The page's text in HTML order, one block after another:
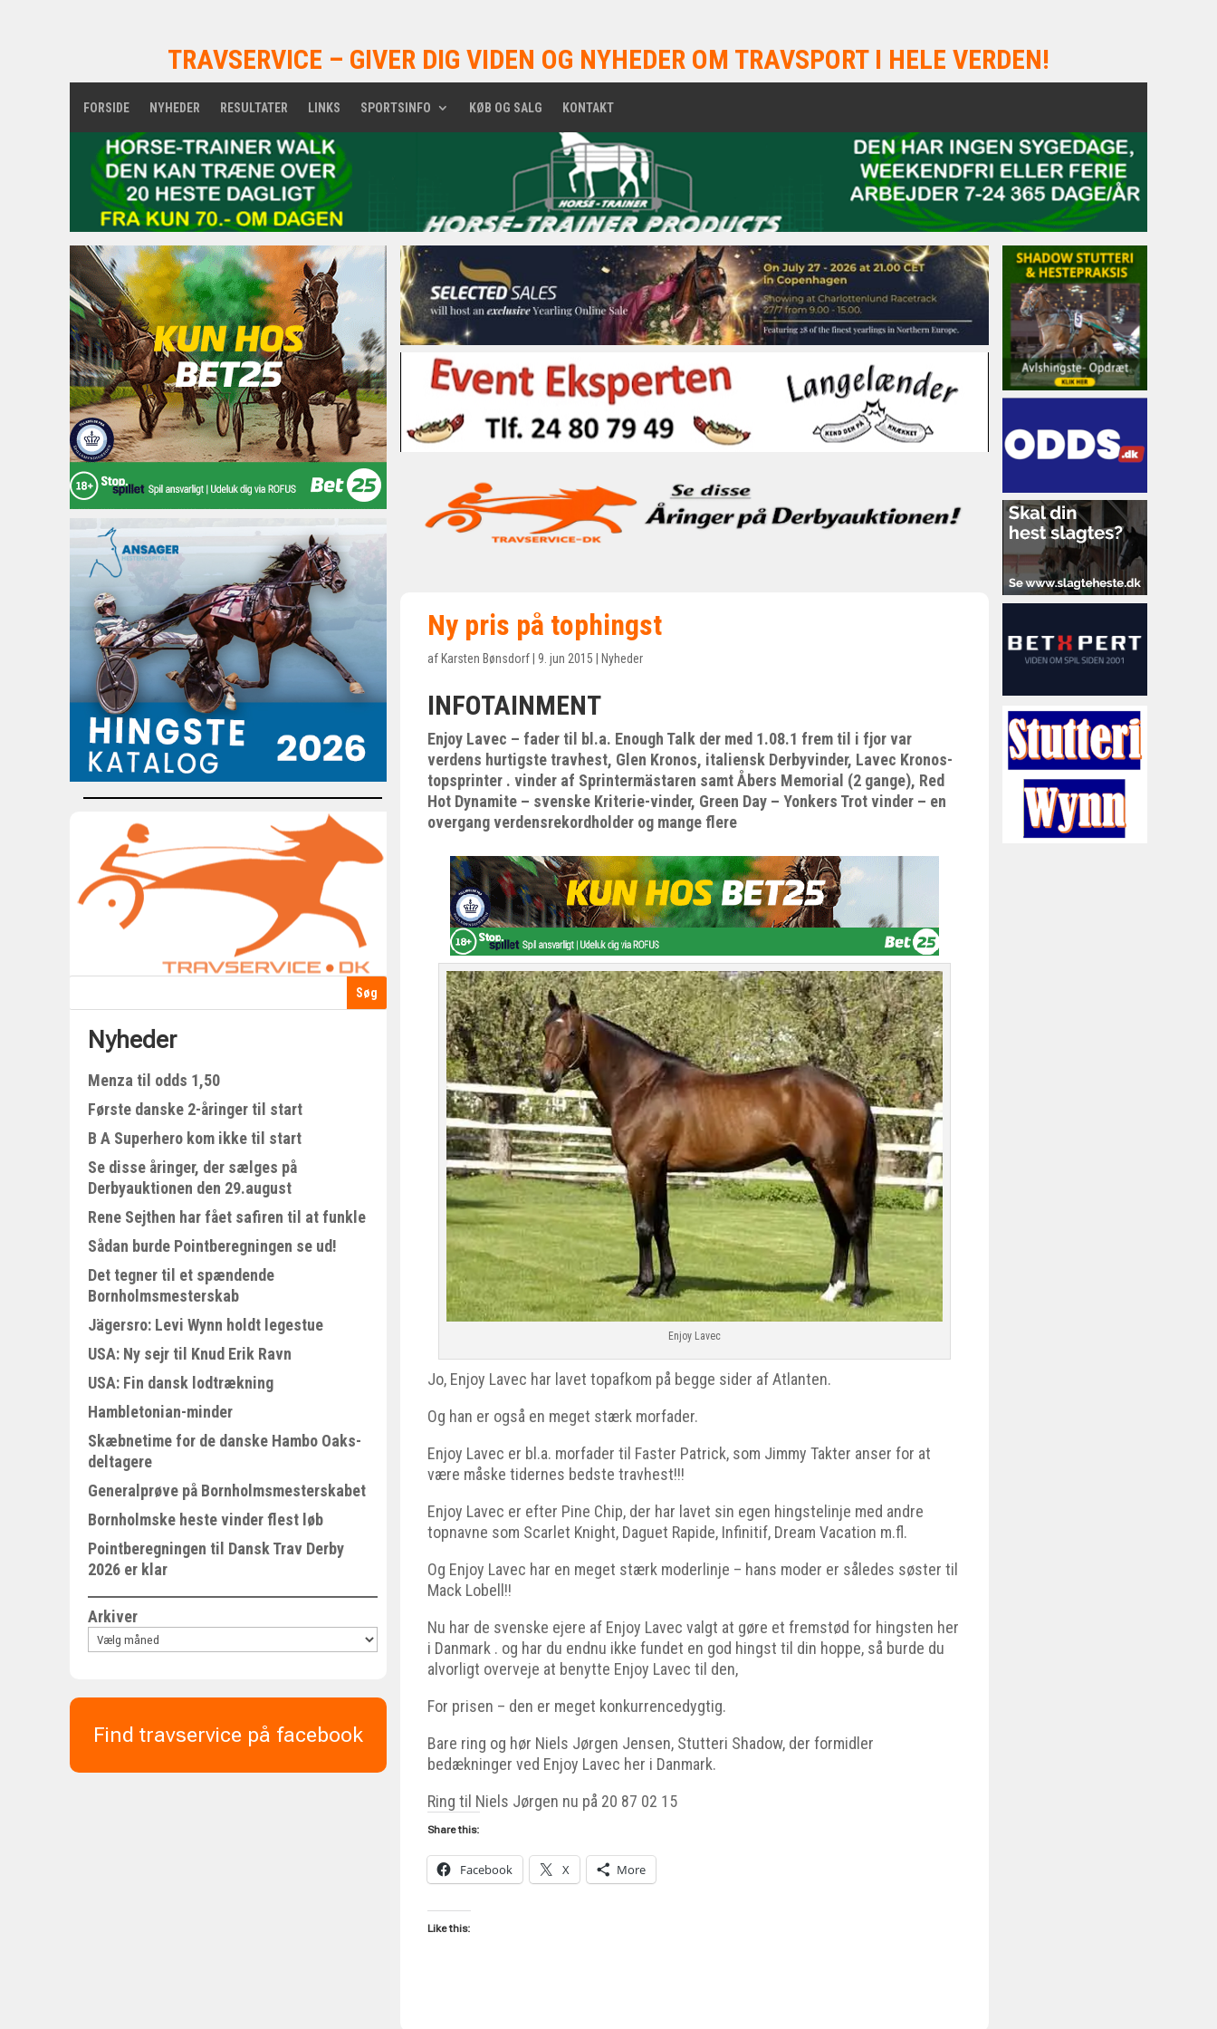
TRAVSERVICE – GIVER DIG VIDEN OG NYHEDER OM TRAVSPORT I HELE VERDEN!
FORSIDE NYHEDER RESULTATER LINKS SPORTSINFO KØB OG SALG KONTAKT
Nyheder
Menza til odds 1,50
Første danske 2-åringer til start
B A Superhero kom ikke til start
Se disse åringer, der sælges på
Derbyauktionen den 29.august
Rene Sejthen har fået safiren til at funkle
Sådan burde Pointberegningen se ud!
Det tegner til et spændende
Bornholmsmesterskab
Jägersro: Levi Wynn holdt legestue
USA: Ny sejr til Knud Erik Ravn
USA: Fin dansk lodtrækning
Hambletonian-minder
Skæbnetime for de danske Hambo Oaks-
deltagere
Generalprøve på Bornholmsmesterskabet
Bornholmske heste vinder flest løb
Pointberegningen til Dansk Trav Derby
2026 er klar
Arkiver
Find travservice på facebook
Ny pris på tophingst
af Karsten Bønsdorf 9. jun 2015 Nyheder
INFOTAINMENT
Enjoy Lavec – fader til bl.a. Enough Talk der med 1.08.1 frem til i fjor var
verdens hurtigste travhest, Glen Kronos, italiensk Derbyvinder, Lavec Kronos-
topsprinter . vinder af Sprintermästaren samt Åbers Memorial (2 gange), Red
Hot Dynamite – svenske Kriterie-vinder, Green Day – Yonkers Trot vinder – en
overgang verdensrekordholder og mange flere
Enjoy Lavec
Jo, Enjoy Lavec har lavet topafkom på begge sider af Atlanten.
Og han er også en meget stærk morfader.
Enjoy Lavec er bl.a. morfader til Faster Patrick, som Jimmy Takter anser for at
være måske tidernes bedste travhest!!!
Enjoy Lavec er efter Pine Chip, der har lavet sin egen hingstelinje med andre
topnavne som Scarlet Knight, Daguet Rapide, Infinitif, Dream Vacation m.fl.
Og Enjoy Lavec har en meget stærk moderlinje – hans moder er således søster til
Mack Lobell!!
Nu har de svenske ejere af Enjoy Lavec valgt at gøre et fremstød for hingsten her
i Danmark . og har du endnu ikke fundet en god hingst til din hoppe, så burde du
alvorligt overveje at benytte Enjoy Lavec til den,
For prisen – den er meget konkurrencedygtig.
Bare ring og hør Niels Jørgen Jensen, Stutteri Shadow, der formidler
bedækninger ved Enjoy Lavec her i Danmark.
Ring til Niels Jørgen nu på 20 87 02 15
Share this:
Facebook X More
Like this: